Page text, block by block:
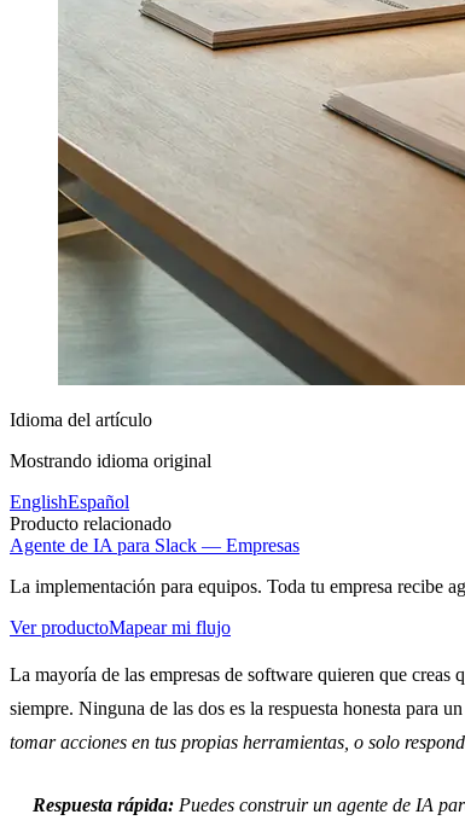
Idioma del artículo
Mostrando idioma original
EnglishEspañol
Producto relacionado
Agente de IA para Slack — Empresas
La implementación para equipos. Toda tu empresa recibe
Ver productoMapear mi flujo
La mayoría de las empresas de software quieren que
siempre. Ninguna de las dos es la respuesta honesta para
tomar acciones en tus propias herramientas, o solo
Respuesta rápida: Puedes construir un agente de IA